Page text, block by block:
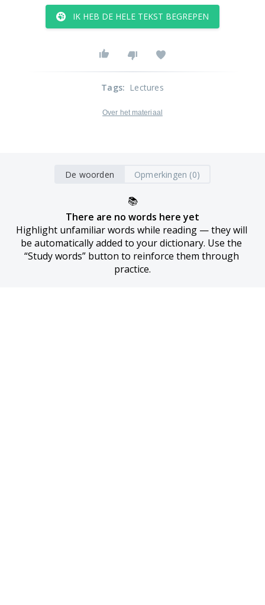
IK HEB DE HELE TEKST BEGREPEN
Tags: Lectures
Over het materiaal
De woorden Opmerkingen (0)
📚
There are no words here yet
Highlight unfamiliar words while reading — they will
be automatically added to your dictionary. Use the
“Study words” button to reinforce them through
practice.